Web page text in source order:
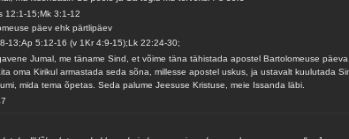
12:1-15;Mk 3:1-12
päev ehk pärtlipäev
13;Ap 5:12-16 (v 1Kr 4:9-15);Lk 22:24-30;
Jumal, me täname Sind, et võime täna tähistada apostel Bartolomeuse
oma Kirikul armastada seda sõna, millesse apostel uskus, ja ustavalt kuulutada
mida tema õpetas. Seda palume Jeesuse Kristuse, meie Issanda läbi.